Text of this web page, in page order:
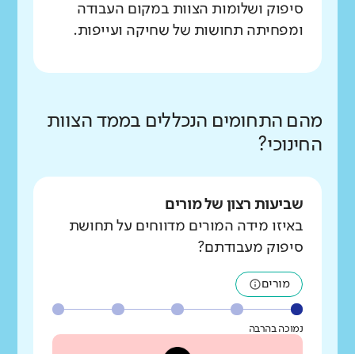
סיפוק ושלומות הצוות במקום העבודה
ומפחיתה תחושות של שחיקה ועייפות.
מהם התחומים הנכללים בממד הצוות
החינוכי?
שביעות רצון של מורים
באיזו מידה המורים מדווחים על תחושת
סיפוק מעבודתם?
מורים
נמוכה בהרבה